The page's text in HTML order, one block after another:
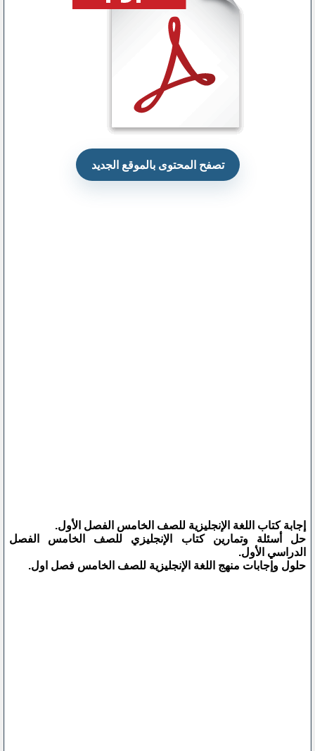
تصفح المحتوى بالموقع الجديد
إجابة كتاب اللغة الإنجليزية للصف الخامس الفصل الأول.
حل أسئلة وتمارين كتاب الإنجليزي للصف الخامس الفصل
الدراسي الأول.
حلول وإجابات منهج اللغة الإنجليزية للصف الخامس فصل اول.